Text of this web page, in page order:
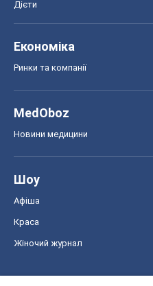
Дієти
Економіка
Ринки та компанії
MedOboz
Новини медицини
Шоу
Афіша
Краса
Жіночий журнал